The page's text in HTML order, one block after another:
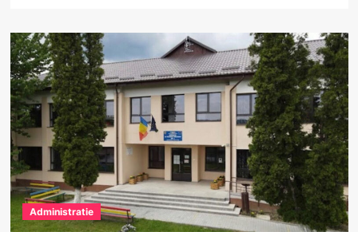
Primăria
Pesceana
aproape
de
finalizarea
Centrului
de
zi
și
demarează
proiectul
de
canalizare
Administratie